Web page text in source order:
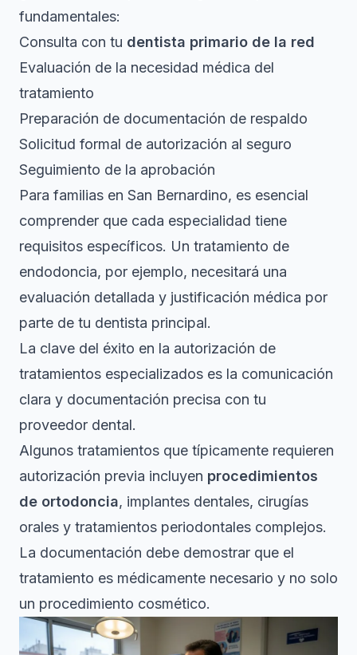
fundamentales:
Consulta con tu dentista primario de la red
Evaluación de la necesidad médica del
tratamiento
Preparación de documentación de respaldo
Solicitud formal de autorización al seguro
Seguimiento de la aprobación
Para familias en San Bernardino, es esencial
comprender que cada especialidad tiene
requisitos específicos. Un tratamiento de
endodoncia, por ejemplo, necesitará una
evaluación detallada y justificación médica por
parte de tu dentista principal.
La clave del éxito en la autorización de
tratamientos especializados es la comunicación
clara y documentación precisa con tu
proveedor dental.
Algunos tratamientos que típicamente requieren
autorización previa incluyen procedimientos
de ortodoncia, implantes dentales, cirugías
orales y tratamientos periodontales complejos.
La documentación debe demostrar que el
tratamiento es médicamente necesario y no solo
un procedimiento cosmético.